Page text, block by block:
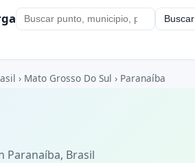
Buscar
› Mato Grosso Do Sul › Paranaíba
Paranaíba, Brasil